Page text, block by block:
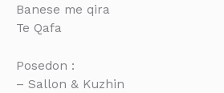
Banese me qira
Te Qafa
Posedon :
– Sallon & Kuzhin